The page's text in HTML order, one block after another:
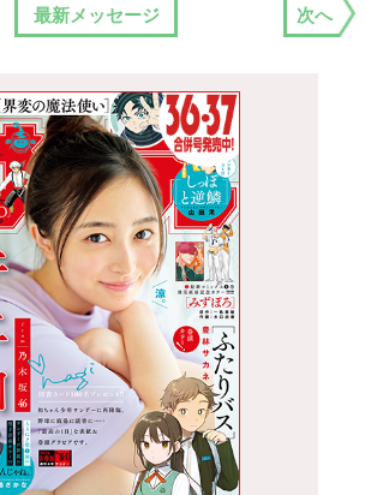
最新メッセージ 次へ